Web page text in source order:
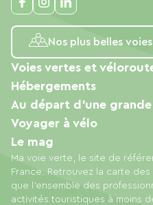
Nos plus belles
Ma voie verte, le site de
France. Retrouvez la carte
que l'ensemble des
activités touristiques à moins
Voies vertes et
Hébergements
Au départ d'une
Voyager à vélo
Le mag